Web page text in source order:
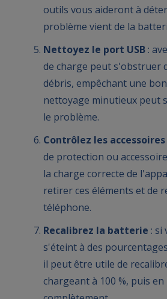
outils vous aideront à
problème vient de la
Nettoyez le port USB :
de charge peut s'obstruer
débris, empêchant une
nettoyage minutieux peut
le problème.
Contrôlez les accessoires
de protection ou
la charge correcte de
retirer ces éléments et de
téléphone.
Recalibrez la batterie : si
s'éteint à des
il peut être utile de
chargeant à 100 %, puis